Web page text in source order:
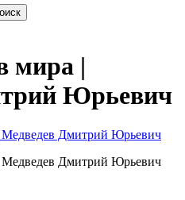
мира |
Юрьевич